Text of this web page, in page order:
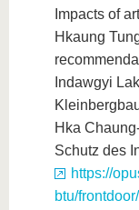
Impacts of
Hkaung
Indawgyi
Hka
Schutz des
https://
btu/